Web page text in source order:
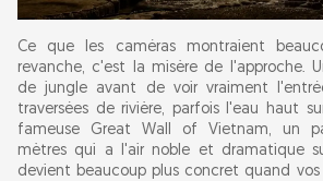
Ce que les caméras montraient
revanche, c'est la misère de l'approche.
de jungle avant de voir vraiment
traversées de rivière, parfois l'eau haut
fameuse Great Wall of Vietnam, un
mètres qui a l'air noble et dramatique
devient beaucoup plus concret quand